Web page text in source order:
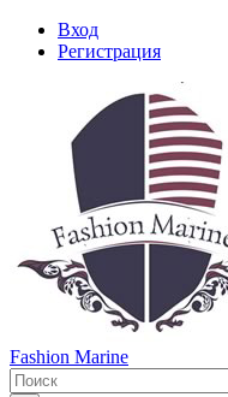
Вход
Регистрация
Fashion Marine